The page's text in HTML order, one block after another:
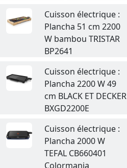
Cuisson électrique :
Plancha 51 cm 2200
W bambou TRISTAR
BP2641
Cuisson électrique :
Plancha 2200 W 49
cm BLACK ET DECKER
BXGD2200E
Cuisson électrique :
Plancha 2000 W
TEFAL CB660401
Colormania